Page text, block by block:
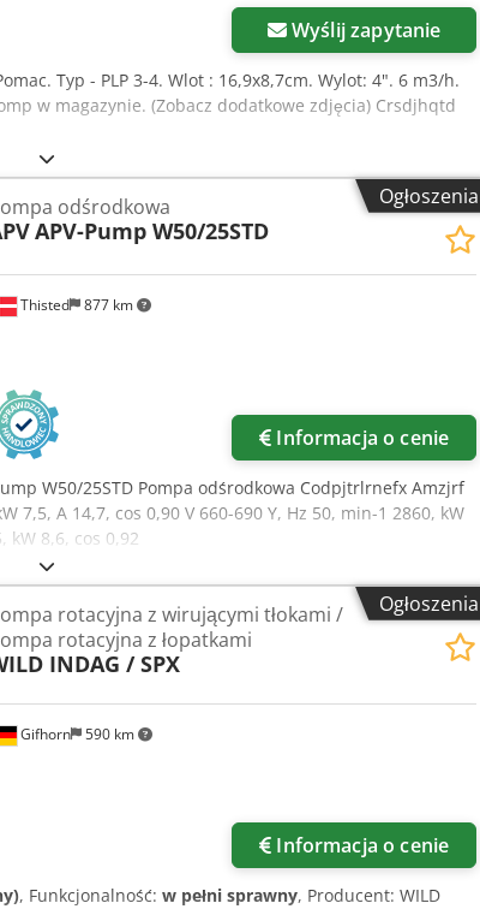
Wyślij zapytanie
Typ - PLP 3-4. Wlot : 16,9x8,7cm. Wylot: 4". 6 m3/h.
w magazynie. (Zobacz dodatkowe zdjęcia) Crsdjhqtd
Ogłoszenia
Thisted 877 km
odśrodkowa
APV-Pump W50/25STD
Informacja o cenie
W50/25STD Pompa odśrodkowa Codpjtrlrnefx Amzjrf
7,5, A 14,7, cos 0,90 V 660-690 Y, Hz 50, min-1 2860, kW
kW 8,6, cos 0,92
Ogłoszenia
Gifhorn 590 km
rotacyjna z wirującymi tłokami /
rotacyjna z łopatkami
INDAG / SPX
Informacja o cenie
, Funkcjonalność: w pełni sprawny, Producent: WILD